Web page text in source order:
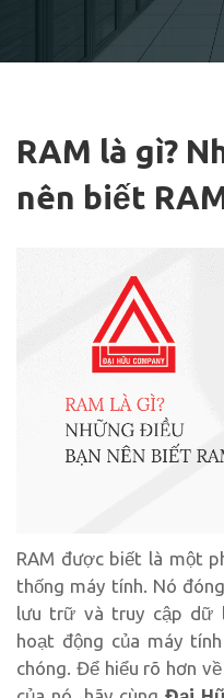
RAM là gì?
nên biết
RAM được biết là một
thống máy tính. Nó
lưu trữ và truy cập dữ
hoạt động của máy
chóng. Để hiểu rõ hơn